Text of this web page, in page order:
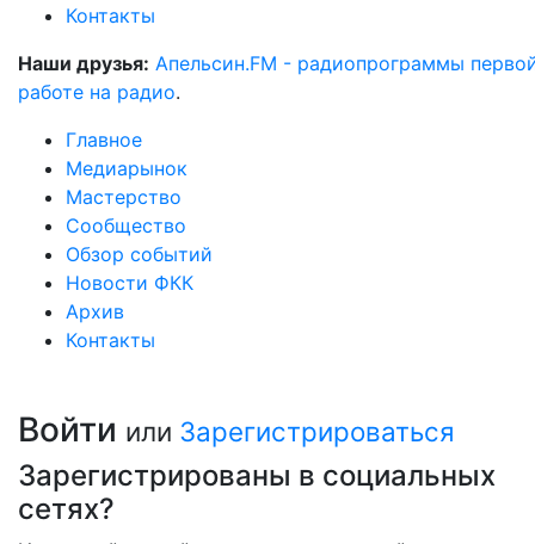
Контакты
Наши друзья: Апельсин.FM - радиопрограммы
работе на радио.
Главное
Медиарынок
Мастерство
Сообщество
Обзор событий
Новости ФКК
Архив
Контакты
Войти или Зарегистрироваться
Зарегистрированы в социальных
сетях?